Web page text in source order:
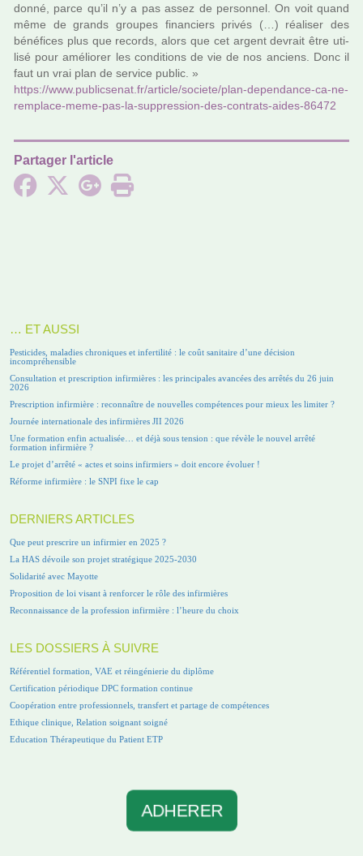
donné, parce qu’il n’y a pas assez de per­son­nel. On voit quand
même de grands grou­pes finan­ciers privés (…) réa­li­ser des
béné­fi­ces plus que records, alors que cet argent devrait être uti­
lisé pour amé­lio­rer les condi­tions de vie de nos anciens. Donc il
faut un vrai plan de ser­vice public. »
https://www.public­se­nat.fr/arti­cle/societe/plan-depen­dance-ca-ne-
rem­place-meme-pas-la-sup­pres­sion-des-contrats-aides-86472
Partager l'article
… ET AUSSI
Pesticides, maladies chroniques et infertilité : le coût sanitaire d’une décision
incompréhensible
Consultation et prescription infirmières : les principales avancées des arrêtés du 26 juin
2026
Prescription infirmière : reconnaître de nouvelles compétences pour mieux les limiter ?
Journée internationale des infirmières JII 2026
Une formation enfin actualisée… et déjà sous tension : que révèle le nouvel arrêté
formation infirmière ?
Le projet d’arrêté « actes et soins infirmiers » doit encore évoluer !
Réforme infirmière : le SNPI fixe le cap
DERNIERS ARTICLES
Que peut prescrire un infirmier en 2025 ?
La HAS dévoile son projet stratégique 2025-2030
Solidarité avec Mayotte
Proposition de loi visant à renforcer le rôle des infirmières
Reconnaissance de la profession infirmière : l’heure du choix
LES DOSSIERS À SUIVRE
Référentiel formation, VAE et réingénierie du diplôme
Certification périodique DPC formation continue
Coopération entre professionnels, transfert et partage de compétences
Ethique clinique, Relation soignant soigné
Education Thérapeutique du Patient ETP
ADHERER